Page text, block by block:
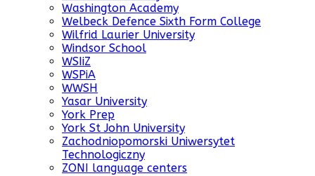
Washington Academy
Welbeck Defence Sixth Form College
Wilfrid Laurier University
Windsor School
WSIiZ
WSPiA
WWSH
Yasar University
York Prep
York St John University
Zachodniopomorski Uniwersytet
Technologiczny
ZONI language centers